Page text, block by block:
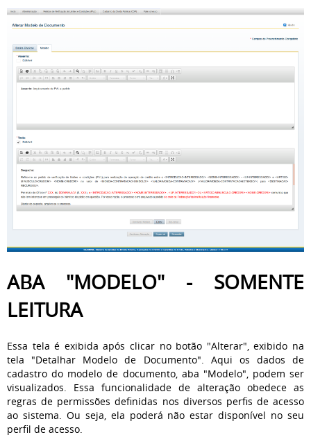
ABA "MODELO" - SOMENTE
LEITURA
Essa tela é exibida após clicar no botão "Alterar", exibido na
tela "Detalhar Modelo de Documento". Aqui os dados de
cadastro do modelo de documento, aba "Modelo", podem ser
visualizados. Essa funcionalidade de alteração obedece as
regras de permissões definidas nos diversos perfis de acesso
ao sistema. Ou seja, ela poderá não estar disponível no seu
perfil de acesso.